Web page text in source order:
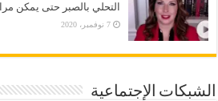
التحلي بالصبر حتى يمكن
7 نوفمبر، 2020
الشبكات الإجتماعية